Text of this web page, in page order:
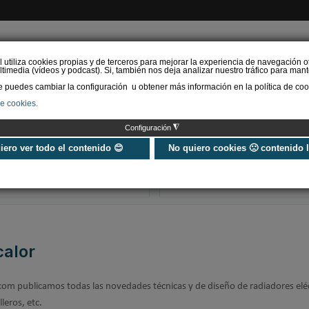
utiliza cookies propias y de terceros para mejorar la experiencia de navegación
(vídeos y podcast). Si, también nos deja analizar nuestro tráfico para
puedes cambiar la configuración u obtener más información en la política de
cookies.
Configuración ◮
ver todo el contenido 😊 No quiero cookies 🙁 contenido
RENOVABLES
Radiadores de
calefacción ▷ tipos y
claves para elegir el
Cómo purgar
radiadores de
calefacción
publicamos todas las novedades técnicas y de diseño de radiadores
etc.